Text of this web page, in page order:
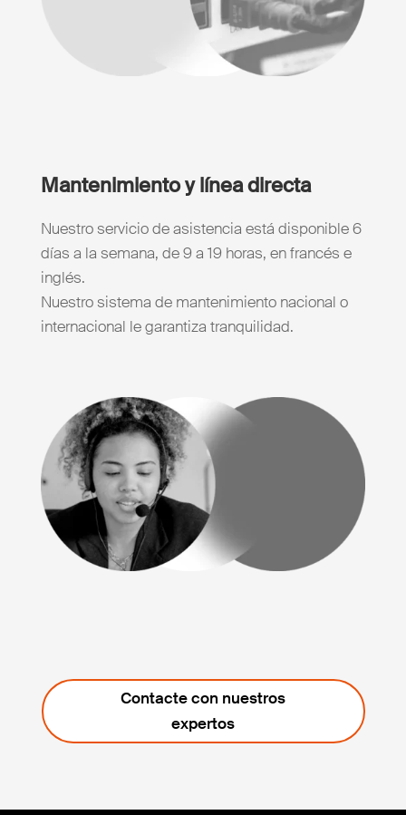
Mantenimiento y línea directa
Nuestro servicio de asistencia está disponible 6
días a la semana, de 9 a 19 horas, en francés e
inglés.
Nuestro sistema de mantenimiento nacional o
internacional le garantiza tranquilidad.
Contacte con nuestros
expertos